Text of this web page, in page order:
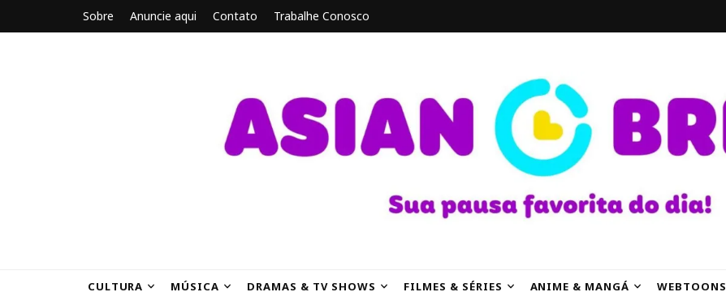
Sobre Anuncie aqui Contato Trabalhe Conosco
CULTURA MÚSICA DRAMAS & TV SHOWS FILMES & SÉRIES ANIME & MANGÁ WEBTOONS